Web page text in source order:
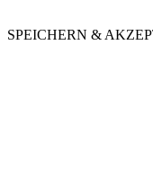
SPEICHERN &